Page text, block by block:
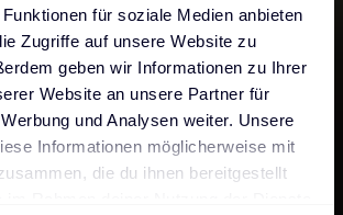
für soziale Medien anbieten
Zugriffe auf unsere Website zu
geben wir Informationen zu Ihrer
Website an unsere Partner für
und Analysen weiter. Unsere
Informationen möglicherweise mit
die du ihnen bereitgestellt